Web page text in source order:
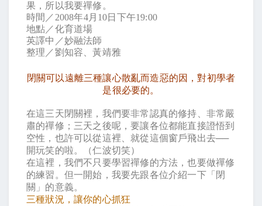
果，所以我要禪修。
時間／ 2008年4月 10日下午19:00
地點／化育道場
英譯中／妙融法師
整理／劉知容、黃靖雅
閉關可以遠離三種讓心散亂而造惡的因，對初學者
是很必要的。
在這三天閉關裡，我們要非常認真的修持、非常嚴
肅的禪修；三天之後呢，要讓各位都能直接證悟到
空性，也許可以從這裡、就從這個窗戶飛出去──
開玩笑的啦。（仁波切笑）
在這裡，我們不只要學習禪修的方法，也要做禪修
的練習。但一開始，我要先跟各位介紹一下「閉
關」的意義。
三種狀況，讓你的心抓狂